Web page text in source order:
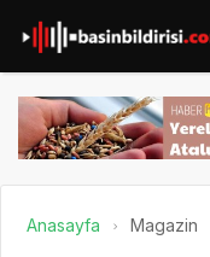
Anasayfa Magazin